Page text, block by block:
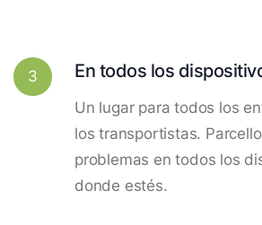
3 En todos los
Un lugar para todos los
los transportistas.
problemas en todos los
donde estés.